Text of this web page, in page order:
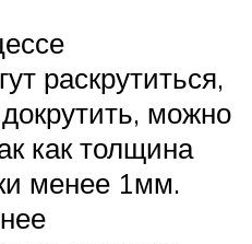
раскрутиться,
можно
как толщина
менее 1мм.